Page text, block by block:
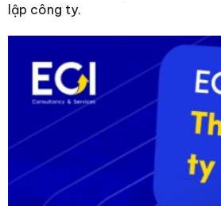
lập công ty.